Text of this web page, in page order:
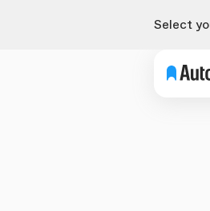
Select